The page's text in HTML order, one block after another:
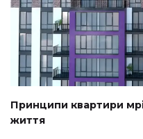
Принципи квартири
життя